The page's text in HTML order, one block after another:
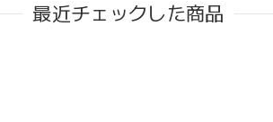
最近チェックした商品